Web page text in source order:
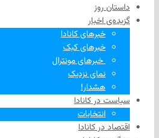
داستان روز
گزیده‌ی‌ اخبار
خبرهای کانادا
خبرهای کبک
‌ خبرهای مونترال
نمای نزدیک
هشدار!
سیاست در کانادا
انتخابات
اقتصاد در کانادا